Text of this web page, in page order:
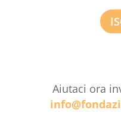
Aiutaci ora